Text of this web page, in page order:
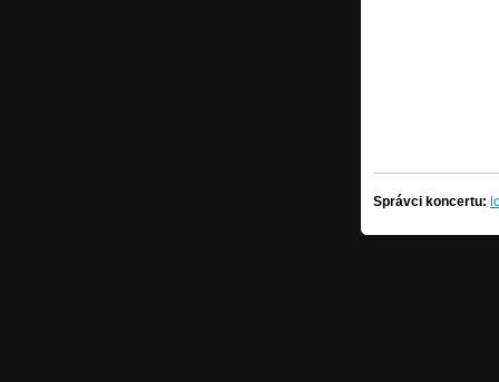
Správci koncertu: